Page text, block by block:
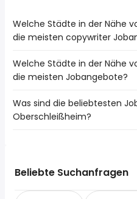
Welche Städte in der Nähe
die meisten copywriter
Städte in der Nähe von
copywriter Jobs:
Dachau
Karlsfeld
Aschheim
Welche Städte in der Nähe
die meisten Jobangebote?
10 Städte in der Nähe von
meisten Jobangeboten:
Unterschleißheim
Was sind die beliebtesten
Oberschleißheim?
minijob
Beliebte Suchanfragen